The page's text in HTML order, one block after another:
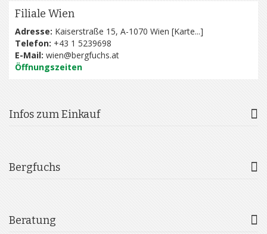
Filiale Wien
Adresse: Kaiserstraße 15, A-1070 Wien [Karte...]
Telefon: +43 1 5239698
E-Mail: wien@bergfuchs.at
Öffnungszeiten
Infos zum Einkauf
Bergfuchs
Beratung